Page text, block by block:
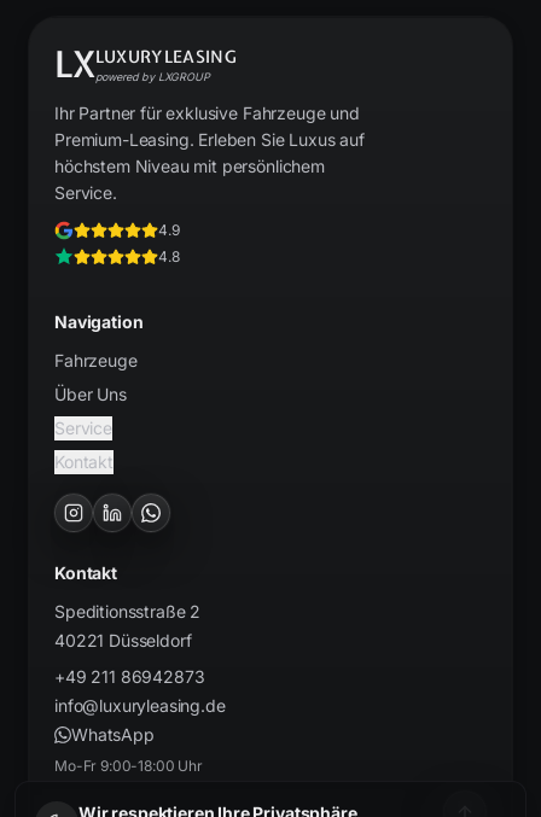
Wir respektieren Ihre Privatsphäre
LXLUXURYLEASING
powered by LXGROUP
Ihr Partner für exklusive Fahrzeuge und
Premium-Leasing. Erleben Sie Luxus auf
höchstem Niveau mit persönlichem
Service.
4.9
4.8
Navigation
Fahrzeuge
Über Uns
Service
Kontakt
Kontakt
Speditionsstraße 2
40221 Düsseldorf
+49 211 86942873
info@luxuryleasing.de
WhatsApp
Mo-Fr 9:00-18:00 Uhr